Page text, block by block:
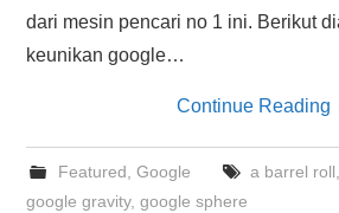
dari mesin pencari no 1 ini. Berikut
keunikan google…
Continue Reading
Featured Google a barrel roll
google gravity,google sphere